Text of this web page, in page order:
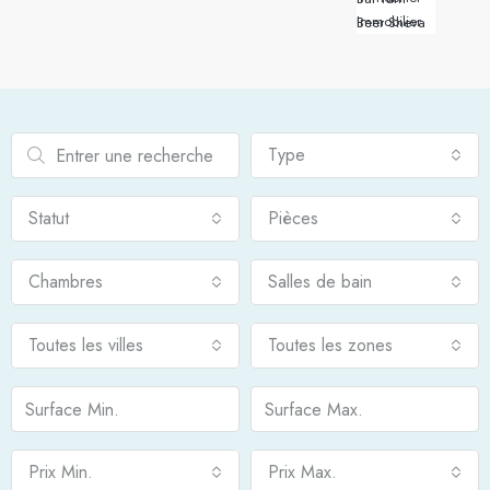
Immobilier Beer Sheva
Type
Statut Pièces
Chambres Salles de bain
Toutes les villes Toutes les zones
Prix Min. Prix Max.